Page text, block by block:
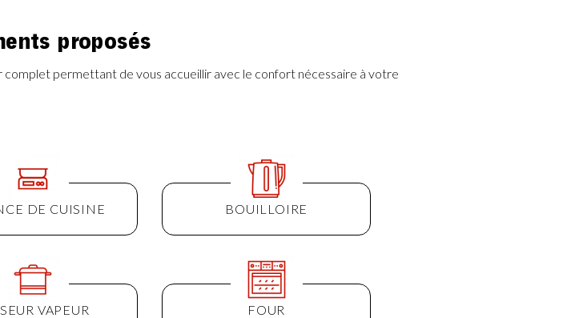
proposés
permettant de vous accueillir avec le confort nécessaire à votre
DE CUISINE BOUILLOIRE
VAPEUR FOUR